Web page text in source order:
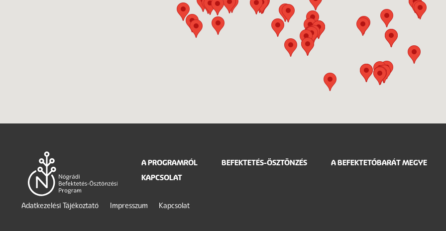
Main
A PROGRAMRÓL BEFEKTETÉS-ÖSZTÖNZÉS
A BEFEKTETŐBARÁT MEGYE
KAPCSOLAT
Legal
Adatkezelési Tájékoztató Impresszum Kapcsolat